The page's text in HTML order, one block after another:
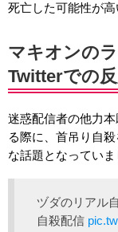
死亡した可能性が高
マキオンの
Twitterでの
迷惑配信者の他力
る際に、首吊り自
な話題となっていま
ヅダのリアル
自殺配信